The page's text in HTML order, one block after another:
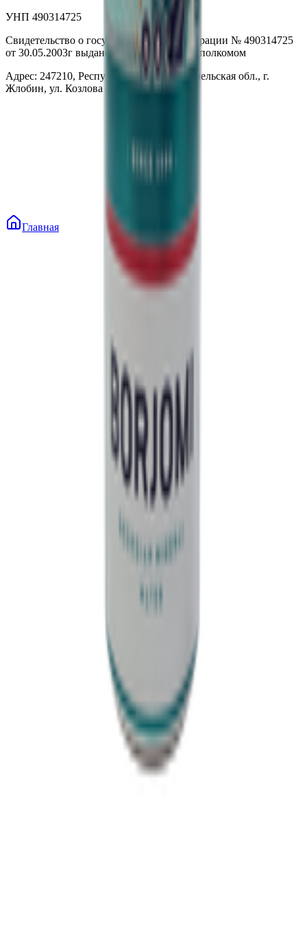
УНП 490314725
Свидетельство о государственной регистрации № 490314725
от 30.05.2003г выдано Гомельским облисполкомом
Адрес: 247210, Республика Беларусь, Гомельская обл., г.
Жлобин, ул. Козлова 2-А
Главная